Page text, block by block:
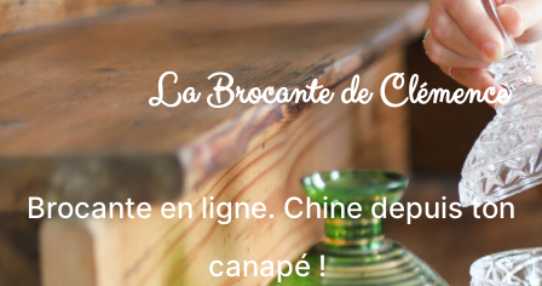
La Brocante de Clémence
Brocante en ligne. Chine depuis ton
canapé !